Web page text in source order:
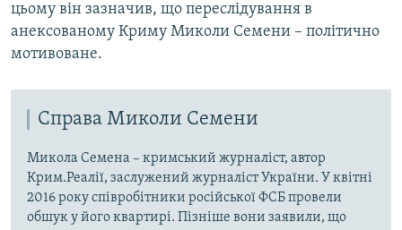
цьому він зазначив, що переслідування в
анексованому Криму Миколи Семени – політично
мотивоване.
Справа Миколи Семени
Микола Семена – кримський журналіст, автор
Крим.Реалії, заслужений журналіст України. У квітні
2016 року співробітники російської ФСБ провели
обшук у його квартирі. Пізніше вони заявили, що